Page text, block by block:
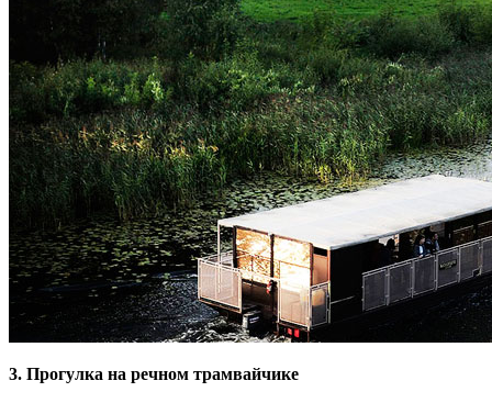
3. Прогулка на речном трамвайчике